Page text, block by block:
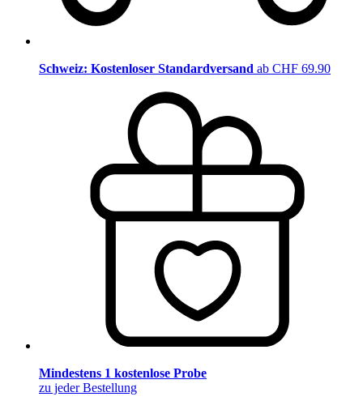
Schweiz: Kostenloser Standardversand ab CHF 69.90
Mindestens 1 kostenlose Probe
zu jeder Bestellung